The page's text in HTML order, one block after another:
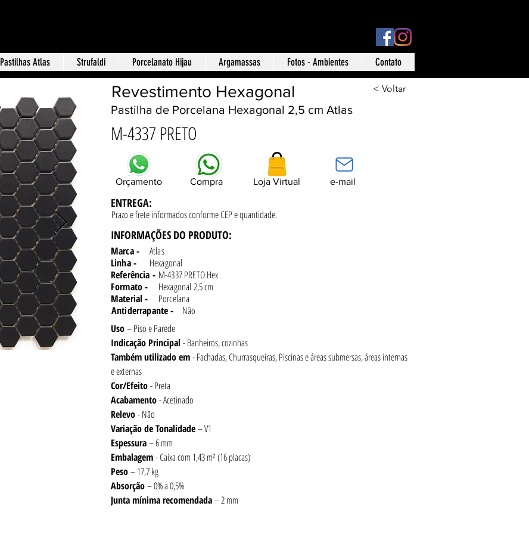
Pastilhas Atlas Strufaldi Porcelanato Hijau Argamassas Fotos - Ambientes Contato
Revestimento Hexagonal < Voltar
Pastilha de Porcelana Hexagonal 2,5 cm Atlas
M-4337 PRETO
Orçamento Compra Loja Virtual e-mail
ENTREGA:
Prazo e frete informados conformeCEP e quantidade.
INFORMAÇÕES DO PRODUTO:
Marca -
Atlas
Linha -
Hexagonal
Referência - M-4337 PRETO Hex
Formato -
Hexagonal 2,5 cm
Material -
Porcelana
Antiderrapante -
Não
Uso – Piso e Parede
Indicação Principal - Banheiros, cozinhas
Também utilizado em - Fachadas, Churrasqueiras, Piscinas e áreas submersas, áreas internas
e externas
Cor/Efeito - Preta
Acabamento - Acetinado
Relevo - Não
Variação de Tonalidade – V1
Espessura – 6 mm
Embalagem - Caixa com 1,43 m² (16 placas)
Peso – 17,7 kg
Absorção – 0% a 0,5%
Juntamínima recomendada – 2 mm